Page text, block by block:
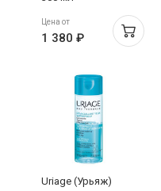
Цена от
1 380 ₽
Uriage (Урьяж)